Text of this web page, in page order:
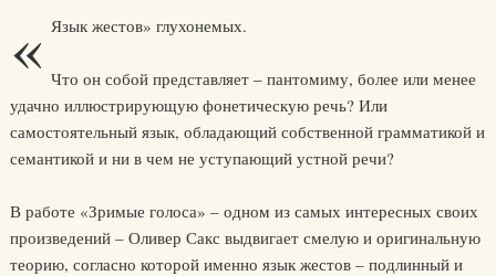
« Язык жестов» глухонемых.
Что он собой представляет – пантомиму, более или менее
удачно иллюстрирующую фонетическую речь? Или
самостоятельный язык, обладающий собственной грамматикой и
семантикой и ни в чем не уступающий устной речи?
В работе «Зримые голоса» – одном из самых интересных своих
произведений – Оливер Сакс выдвигает смелую и оригинальную
теорию, согласно которой именно язык жестов – подлинный и